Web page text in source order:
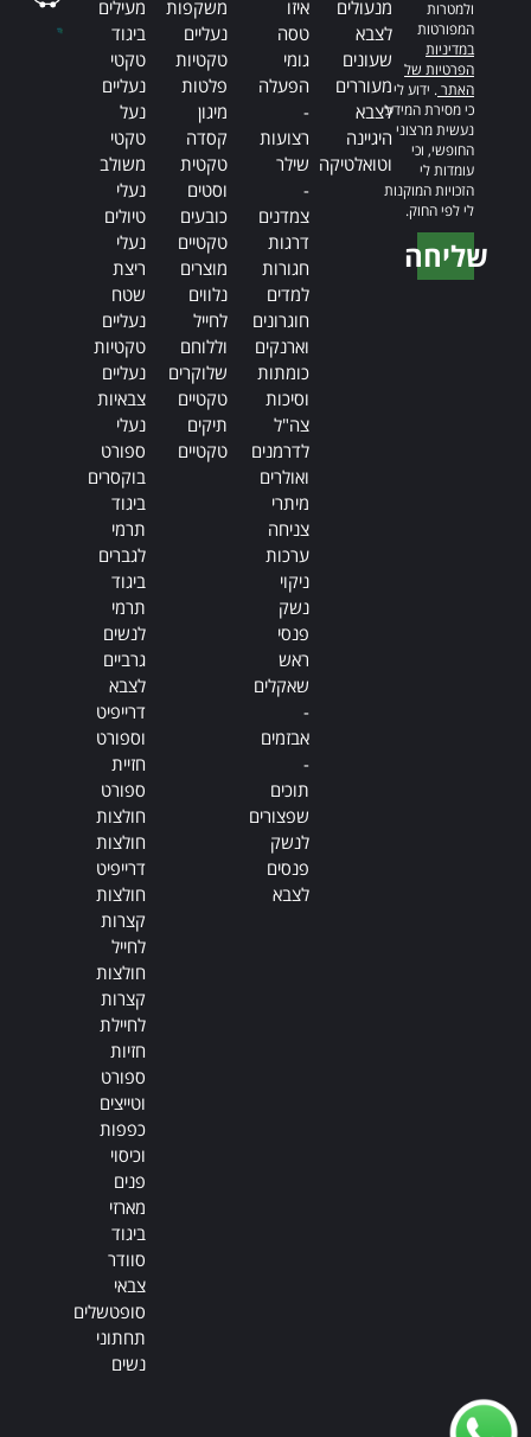
ולמטרות
המפורטות
במדיניות
הפרטיות של
האתר. ידוע לי
כי מסירת המידע
נעשית מרצוני
החופשי, וכי
עומדות לי
הזכויות המוקנות
לי לפי החוק.
שליחה
מנעולים
לצבא
שעונים
מעוררים
לצבא
היגיינה
וטואלטיקה
איזו
טסה
גומי
הפעלה
-
רצועות
שילר
-
צמדנים
דרגות
חגורות
למדים
חוגרונים
וארנקים
כומתות
וסיכות
צה"ל
לדרמנים
ואולרים
מיתרי
צניחה
ערכות
ניקוי
נשק
פנסי
ראש
שאקלים
-
אבזמים
-
תוכים
שפצורים
לנשק
פנסים
לצבא
משקפות
נעליים
טקטיות
פלטות
מיגון
קסדה
טקטית
וסטים
כובעים
טקטיים
מוצרים
נלווים
לחייל
וללוחם
שלוקרים
טקטיים
תיקים
טקטיים
מעילים
ביגוד
טקטי
נעליים
נעל
טקטי
משולב
נעלי
טיולים
נעלי
ריצת
שטח
נעליים
טקטיות
נעליים
צבאיות
נעלי
ספורט
בוקסרים
ביגוד
תרמי
לגברים
ביגוד
תרמי
לנשים
גרביים
לצבא
דרייפיט
וספורט
חזיית
ספורט
חולצות
חולצות
דרייפיט
חולצות
קצרות
לחייל
חולצות
קצרות
לחיילת
חזיות
ספורט
וטייצים
כפפות
וכיסוי
פנים
מארזי
ביגוד
סוודר
צבאי
סופטשלים
תחתוני
נשים